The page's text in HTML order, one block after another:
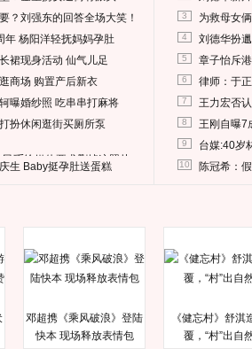
？刘强东的回答全场大笑！
年 杨阳洋轻抚妈妈孕肚
裙现身活动 仙气儿足
商场 购置产后新衣
曝婚纱照 吃串串打麻将
扮休闲逛街买厕所泵
币给媒体要求删掉这照片
生 Baby挺孕肚送蛋糕
3 为救母女
4 刘德华扮
5 章子怡斥
6 律师：于
7 王力宏否
8 王刚自曝7
9 台媒:40岁
10 陈冠希：
邓超携《乘风破浪》登陆
快本 现场释放表情包
《健忘村》舒淇
覆，“村”出自